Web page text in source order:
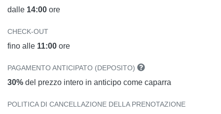
dalle 14:00 ore
CHECK-OUT
fino alle 11:00 ore
PAGAMENTO ANTICIPATO (DEPOSITO)
30% del prezzo intero in anticipo come caparra
POLITICA DI CANCELLAZIONE DELLA PRENOTAZIONE